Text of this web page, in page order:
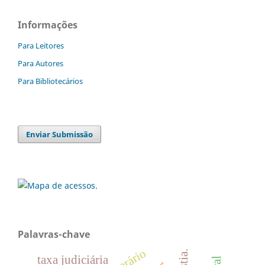
Informações
Para Leitores
Para Autores
Para Bibliotecários
Enviar Submissão
Palavras-chave
taxa judiciária